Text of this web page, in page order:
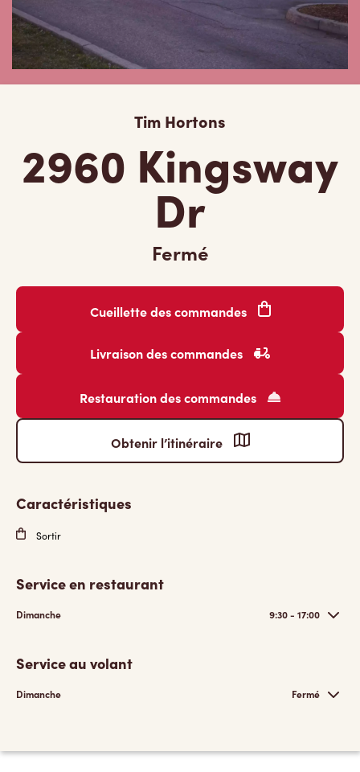
Tim Hortons
2960 Kingsway
Dr
Fermé
Cueillette des commandes
Livraison des commandes
Restauration des commandes
Obtenir l’itinéraire
Caractéristiques
Sortir
Service en restaurant
Dimanche 9:30 - 17:00
Service au volant
Dimanche Fermé